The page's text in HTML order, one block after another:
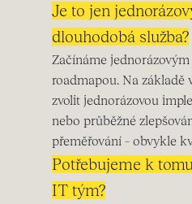
Je to jen
dlouhodobá služba?
Začínáme
roadmapou. Na základě
zvolit jednorázovou
nebo průběžné
přeměřování – obvykle
Potřebujeme k
IT tým?